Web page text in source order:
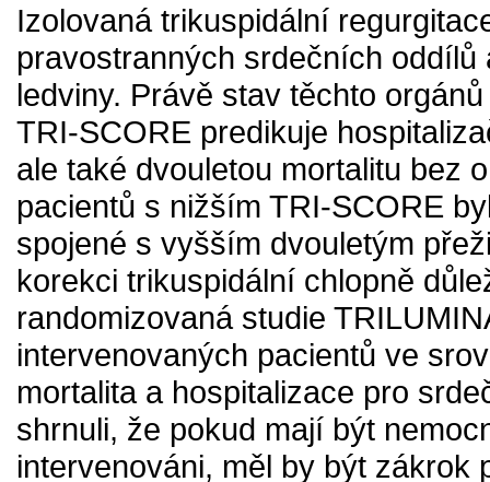
Izolovaná trikuspidální
pravostranných srdečních
ledviny. Právě stav těchto
TRI-SCORE predikuje
ale také dvouletou mortalitu bez
pacientů s nižším TRI-SCORE
spojené s vyšším dvouletým
korekci trikuspidální chlopně
randomizovaná studie
intervenovaných pacientů ve
mortalita a hospitalizace pro
shrnuli, že pokud mají být
intervenováni, měl by být